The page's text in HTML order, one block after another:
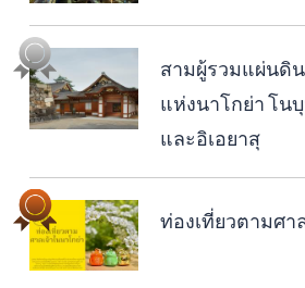
สามผู้รวมแผ่นดิ
แห่งนาโกย่า โน
และอิเอยาสุ
ท่องเที่ยวตามศา